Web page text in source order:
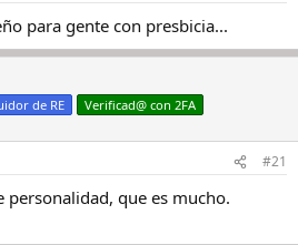
para gente con presbicia...
de RE Verificad@ con 2FA
#21
personalidad, que es mucho.